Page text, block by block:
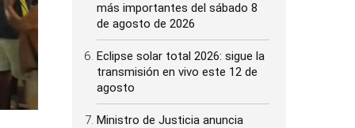
más importantes del sábado 8
de agosto de 2026
Eclipse solar total 2026: sigue la
transmisión en vivo este 12 de
agosto
Ministro de Justicia anuncia